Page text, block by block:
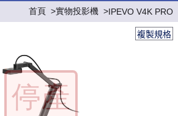
首頁 實物投影機 IPEVO V4K PRO
複製規格